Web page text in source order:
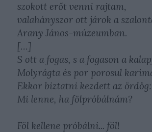
szokott erőt venni rajtam,
valahányszor ott járok a
Arany János-múzeumban.
[…]
S ott a fogas, s a fogason a
Molyrágta és por porosul
Ekkor biztatni kezdett az ördög:
Mi lenne, ha fölpróbálnám?
Föl kellene próbálni... föl!